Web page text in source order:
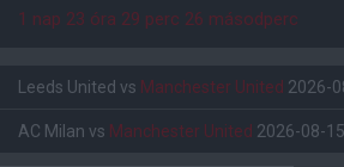
1 nap 23 óra 29 perc 26 másodperc
Leeds United vs Manchester United 2026-
AC Milan vs Manchester United 2026-08-